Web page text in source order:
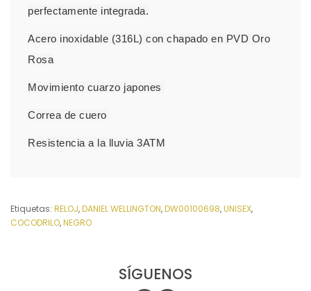
perfectamente integrada.
Acero inoxidable (316L) con chapado en PVD Oro
Rosa
Movimiento cuarzo japones
Correa de cuero
Resistencia a la lluvia 3ATM
Etiquetas: RELOJ,DANIEL WELLINGTON,DW00100698,UNISEX,
COCODRILO,NEGRO
SÍGUENOS